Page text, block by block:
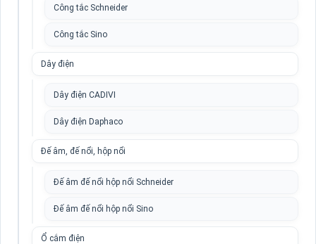
Công tắc Schneider
Công tắc Sino
Dây điện
Dây điện CADIVI
Dây điện Daphaco
Đế âm, đế nổi, hộp nổi
Đế âm đế nổi hộp nổi Schneider
Đế âm đế nổi hộp nổi Sino
Ổ cắm điện